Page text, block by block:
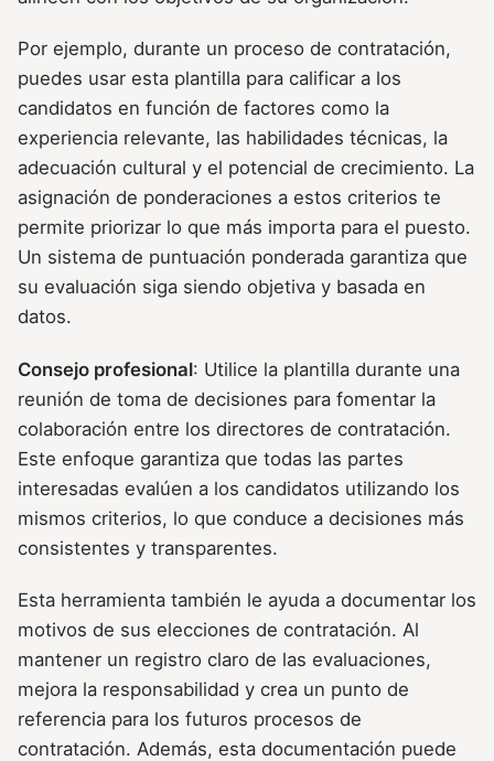
Por ejemplo, durante un proceso de contratación,
puedes usar esta plantilla para calificar a los
candidatos en función de factores como la
experiencia relevante, las habilidades técnicas, la
adecuación cultural y el potencial de crecimiento. La
asignación de ponderaciones a estos criterios te
permite priorizar lo que más importa para el puesto.
Un sistema de puntuación ponderada garantiza que
su evaluación siga siendo objetiva y basada en
datos.
Consejo profesional: Utilice la plantilla durante una
reunión de toma de decisiones para fomentar la
colaboración entre los directores de contratación.
Este enfoque garantiza que todas las partes
interesadas evalúen a los candidatos utilizando los
mismos criterios, lo que conduce a decisiones más
consistentes y transparentes.
Esta herramienta también le ayuda a documentar los
motivos de sus elecciones de contratación. Al
mantener un registro claro de las evaluaciones,
mejora la responsabilidad y crea un punto de
referencia para los futuros procesos de
contratación. Además, esta documentación puede